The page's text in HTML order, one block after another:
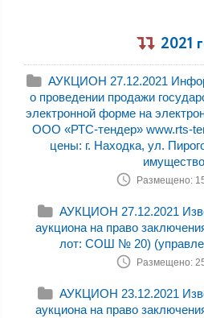
2021
АУКЦИОН 27.12.2021
о проведении продажи
электронной форме на
ООО «РТС-тендер» www.rts-
цены: г. Находка, ул.
Размещено:
АУКЦИОН 27.12.2021
аукциона на право
лот: СОШ № 20)
Размещено:
АУКЦИОН 23.12.2021
аукциона на право